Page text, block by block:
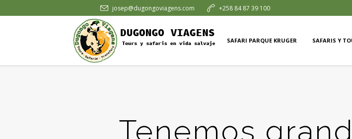
josep@dugongoviagens.com +258 84 87 39 100
SAFARI PARQUE KRUGER SAFARIS Y
Tenemos